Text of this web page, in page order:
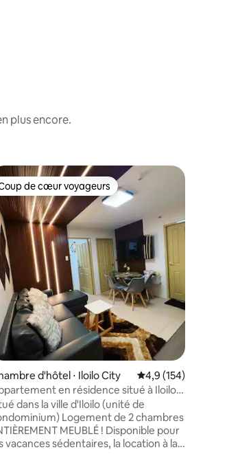
plus encore.
5sur la base de 57 commentaires : 4,89 sur 5
de cœur voyageurs
de cœur voyageurs
d'hôtel ⋅ Iloilo City Évaluation moyenne
4,9 (154)
en résidence situé à Iloilo
dans la ville d'Iloilo (unité de
Logement de 2 chambres
MEUBLÉ ! Disponible pour
vacances sédentaires, la location à la